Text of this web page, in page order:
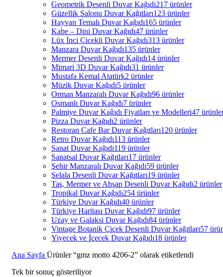
Geometrik Desenli Duvar Kağıdı217 ürünler
Güzellik Salonu Duvar Kağıtları123 ürünler
Hayvan Temalı Duvar Kağıdı165 ürünler
Kabe – Dini Duvar Kağıdı47 ürünler
Lüx İnci Çicekli Duvar Kağıdı313 ürünler
Manzara Duvar Kağıdı135 ürünler
Mermer Desenli Duvar Kağıdı14 ürünler
Mimari 3D Duvar Kağıdı31 ürünler
Mustafa Kemal Atatürk2 ürünler
Müzik Duvar Kağıdı5 ürünler
Orman Manzaralı Duvar Kağıdı96 ürünler
Osmanlı Duvar Kağıdı7 ürünler
Palmiye Duvar Kağıdı Fiyatları ve Modelleri47
Pizza Duvar Kağıdı2 ürünler
Restoran Cafe Bar Duvar Kağıtları120 ürünler
Retro Duvar Kağıdı113 ürünler
Sanat Duvar Kağıdı119 ürünler
Sanatsal Duvar Kağıtları17 ürünler
Şehir Manzaralı Duvar Kağıdı59 ürünler
Şelala Desenli Duvar Kağıtları19 ürünler
Taş, Mermer ve Ahşap Desenli Duvar Kağıdı2 ürünler
Tropikal Duvar Kağıdı254 ürünler
Türkiye Duvar Kağıdı40 ürünler
Türkiye Haritası Duvar Kağıdı97 ürünler
Uzay ve Galaksi Duvar Kağıdı84 ürünler
Vintage Botanik Çiçek Desenli Duvar Kağıtları57
Yiyecek ve İçecek Duvar Kağıdı18 ürünler
Ana Sayfa Ürünler “gmz motto 4206-2” olarak etiketlendi
Tek bir sonuç gösteriliyor